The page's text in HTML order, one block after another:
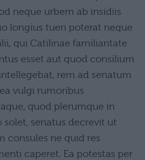
neque urbem ab insidiis
longius tueri poterat neque
qui Catilinae familiaritate
esset aut quod consilium
rem ad senatum
vulgi rumoribus
quod plerumque in
senatus decrevit ut
consules ne quid res
caperet. Ea potestas per